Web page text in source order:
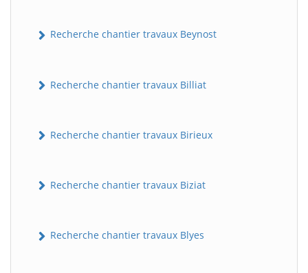
Recherche chantier travaux Beynost
Recherche chantier travaux Billiat
Recherche chantier travaux Birieux
Recherche chantier travaux Biziat
Recherche chantier travaux Blyes